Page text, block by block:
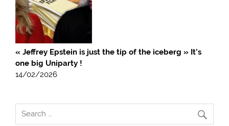
« Jeffrey Epstein is just the tip of the iceberg » It’s
one big Uniparty !
14/02/2026